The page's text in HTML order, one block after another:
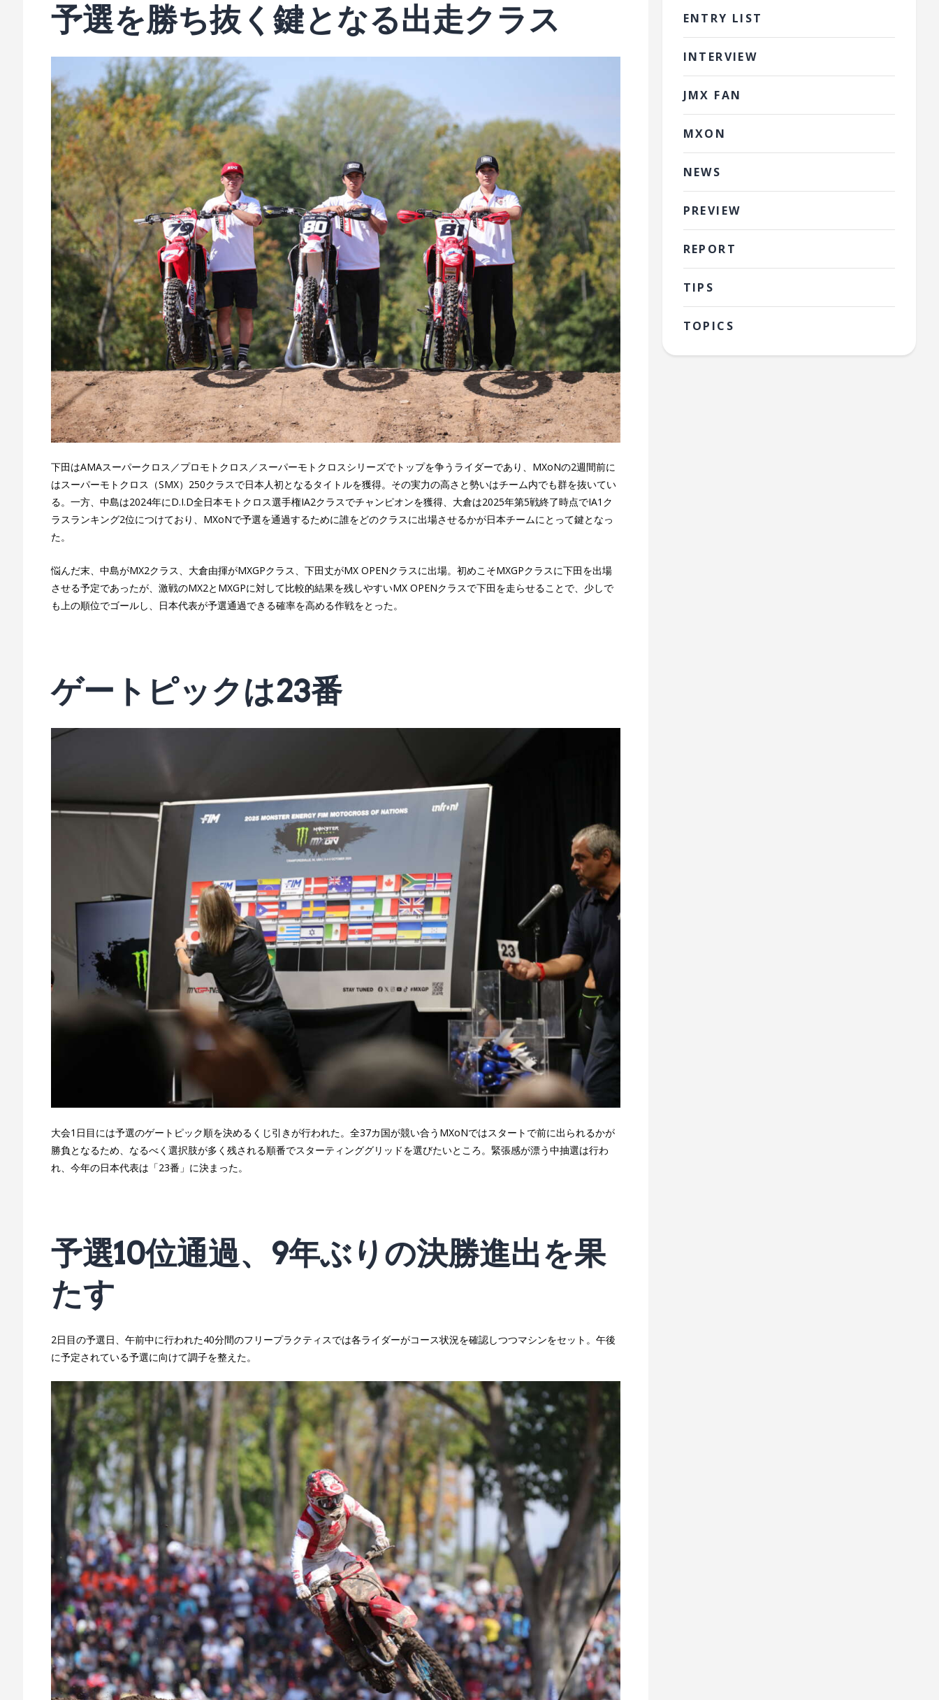
予選を勝ち抜く鍵となる出走クラス
下田はAMAスーパークロス／プロモトクロス／スーパーモトクロスシリーズでトップを争うライダーであり、MXoNの2週間前に
はスーパーモトクロス（SMX）250クラスで日本人初となるタイトルを獲得。その実力の高さと勢いはチーム内でも群を抜いてい
る。一方、中島は2024年にD.I.D全日本モトクロス選手権IA2クラスでチャンピオンを獲得、大倉は2025年第5戦終了時点でIA1ク
ラスランキング2位につけており、MXoNで予選を通過するために誰をどのクラスに出場させるかが日本チームにとって鍵となっ
た。
悩んだ末、中島がMX2クラス、大倉由揮がMXGPクラス、下田丈がMX OPENクラスに出場。初めこそMXGPクラスに下田を出場
させる予定であったが、激戦のMX2とMXGPに対して比較的結果を残しやすいMX OPENクラスで下田を走らせることで、少しで
も上の順位でゴールし、日本代表が予選通過できる確率を高める作戦をとった。
ゲートピックは23番
大会1日目には予選のゲートピック順を決めるくじ引きが行われた。全37カ国が競い合うMXoNではスタートで前に出られるかが
勝負となるため、なるべく選択肢が多く残される順番でスターティンググリッドを選びたいところ。緊張感が漂う中抽選は行わ
れ、今年の日本代表は「23番」に決まった。
予選10位通過、9年ぶりの決勝進出を果
たす
2日目の予選日、午前中に行われた40分間のフリープラクティスでは各ライダーがコース状況を確認しつつマシンをセット。午後
に予定されている予選に向けて調子を整えた。
ENTRY LIST
INTERVIEW
JMX FAN
MXON
NEWS
PREVIEW
REPORT
TIPS
TOPICS